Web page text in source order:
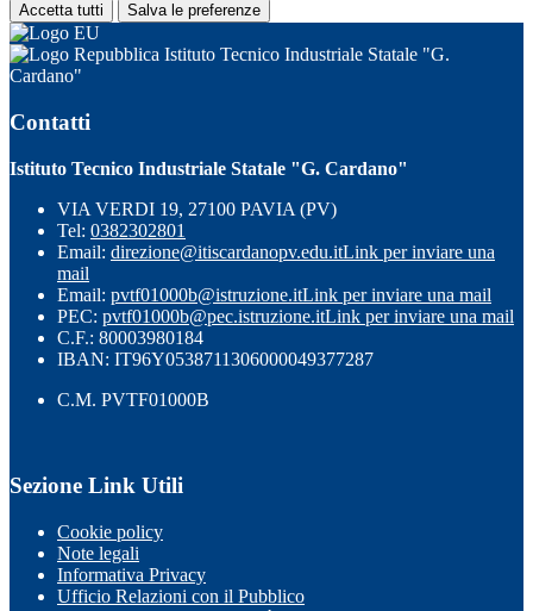
Accetta tutti Salva le preferenze
Istituto Tecnico Industriale Statale "G.
Cardano"
Contatti
Istituto Tecnico Industriale Statale "G. Cardano"
VIA VERDI 19, 27100 PAVIA (PV)
Tel: 0382302801
Email: direzione@itiscardanopv.edu.itLink per inviare una
mail
Email: pvtf01000b@istruzione.itLink per inviare una mail
PEC: pvtf01000b@pec.istruzione.itLink per inviare una mail
C.F.: 80003980184
IBAN: IT96Y0538711306000049377287
C.M. PVTF01000B
Sezione Link Utili
Cookie policy
Note legali
Informativa Privacy
Ufficio Relazioni con il Pubblico